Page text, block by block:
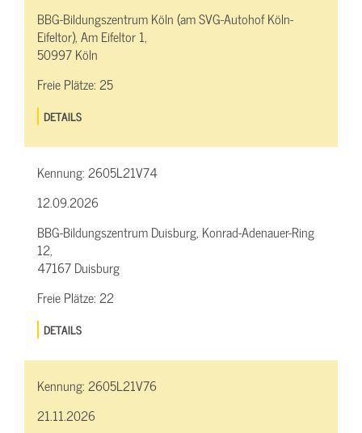
BBG-Bildungszentrum Köln (am SVG-Autohof Köln-
Eifeltor), Am Eifeltor 1,
50997 Köln
Freie Plätze:25
DETAILS
Kennung:2605L21V74
12.09.2026
BBG-Bildungszentrum Duisburg, Konrad-Adenauer-Ring
12,
47167 Duisburg
Freie Plätze:22
DETAILS
Kennung:2605L21V76
21.11.2026